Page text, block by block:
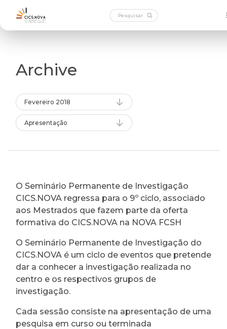
Archive
Fevereiro 2018
Apresentação
O Seminário Permanente de Investigação
CICS.NOVA regressa para o 9º ciclo, associado
aos Mestrados que fazem parte da oferta
formativa do CICS.NOVA na NOVA FCSH
O Seminário Permanente de Investigação do
CICS.NOVA é um ciclo de eventos que pretende
dar a conhecer a investigação realizada no
centro e os respectivos grupos de
investigação.
Cada sessão consiste na apresentação de uma
pesquisa em curso ou terminada